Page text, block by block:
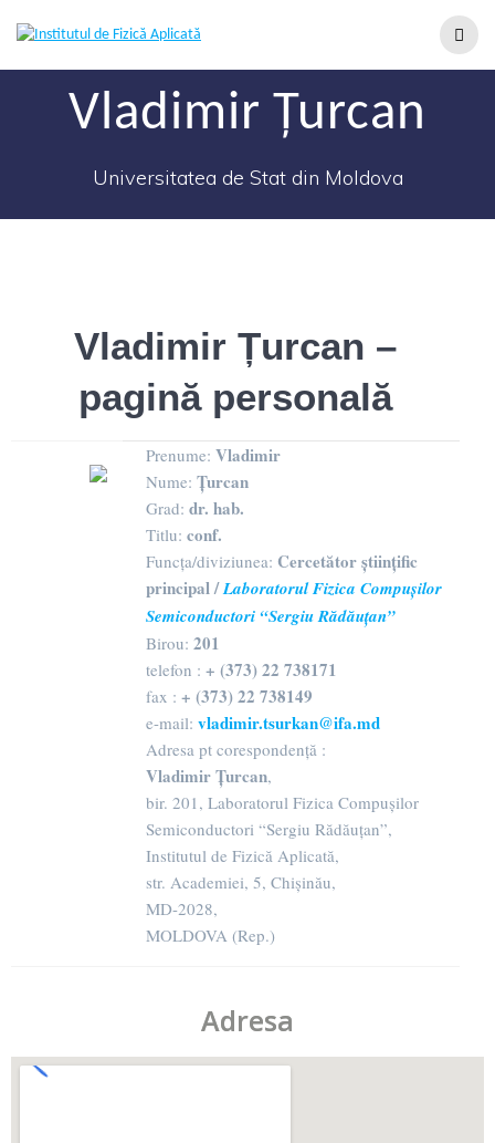
Vladimir Țurcan
Universitatea de Stat din Moldova
Vladimir Țurcan –
pagină personală
Prenume: Vladimir
Nume: Țurcan
Grad: dr. hab.
Titlu: conf.
Funcța/diviziunea: Cercetător științific
principal /Laboratorul Fizica Compușilor
Semiconductori “Sergiu Rădăuțan”
Birou: 201
telefon : + (373) 22 738171
fax : + (373) 22 738149
e-mail: vladimir.tsurkan@ifa.md
Adresa pt corespondență :
Vladimir Țurcan,
bir. 201, Laboratorul Fizica Compușilor
Semiconductori “Sergiu Rădăuțan”,
Institutul de Fizică Aplicată,
str. Academiei, 5, Chișinău,
MD-2028,
MOLDOVA (Rep.)
Adresa